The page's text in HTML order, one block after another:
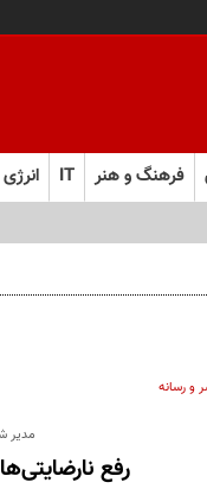
فرهنگ و هنر IT انرژی
و رسانه
مدیر
رفع